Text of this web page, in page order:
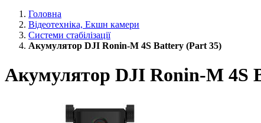
Головна
Відеотехніка, Екшн камери
Системи стабілізації
Акумулятор DJI Ronin-М 4S Battery (Part 35)
Акумулятор DJI Ronin-М 4S